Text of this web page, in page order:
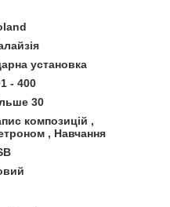
установка
- 400
30
композицій ,
, Навчання